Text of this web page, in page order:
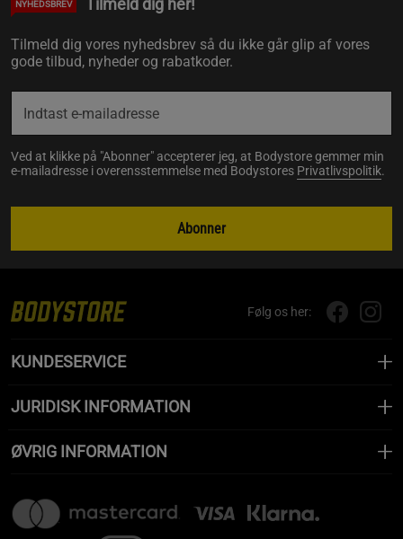
NYHEDSBREV Tilmeld dig her!
Tilmeld dig vores nyhedsbrev så du ikke går glip af vores
gode tilbud, nyheder og rabatkoder.
Ved at klikke på "Abonner" accepterer jeg, at Bodystore gemmer min
e-mailadresse i overensstemmelse med Bodystores Privatlivspolitik.
Abonner
Følg os her:
KUNDESERVICE
JURIDISK INFORMATION
ØVRIG INFORMATION